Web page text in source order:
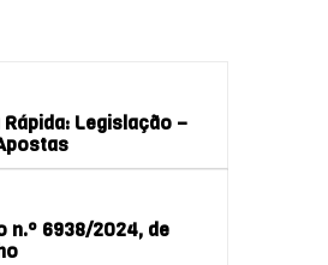
Legislação –
n.º 6938/2024, de